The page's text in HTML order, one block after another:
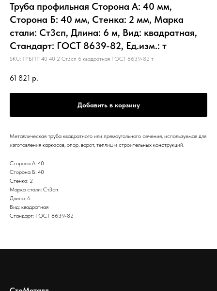
Труба профильная Сторона А: 40 мм,
Сторона Б: 40 мм, Стенка: 2 мм, Марка
стали: Ст3сп, Длина: 6 м, Вид: квадратная,
Стандарт: ГОСТ 8639-82, Ед.изм.: т
SKU: ТРБПР 40 40 2 Ст3сп 6 квадратная ГОСТ 8639-82 т
61 821 р.
Добавить в корзину
Металлическая труба квадратного или прямоугольного сечения, используемая для
изготовления каркасов, опор, ворот, теплиц и строительных конструкций.
Сторона А: 40
Сторона Б: 40
Стенка: 2
Марка стали: Ст3сп
Длина: 6
Вид: квадратная
Стандарт: ГОСТ 8639-82